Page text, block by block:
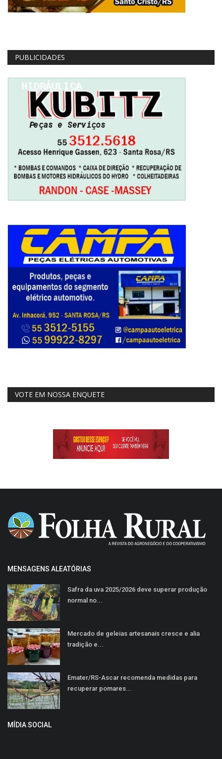
PUBLICIDADES
VOTE EM NOSSA ENQUETE
MENSAGENS ALEATÓRIAS
Safra da uva 2025/2026 deve superar produção
normal no...
Mercado de geleias artesanais cresce e alia
tradição e...
Emater/RS-Ascar recomenda medidas para
recuperar pomares...
MÍDIA SOCIAL